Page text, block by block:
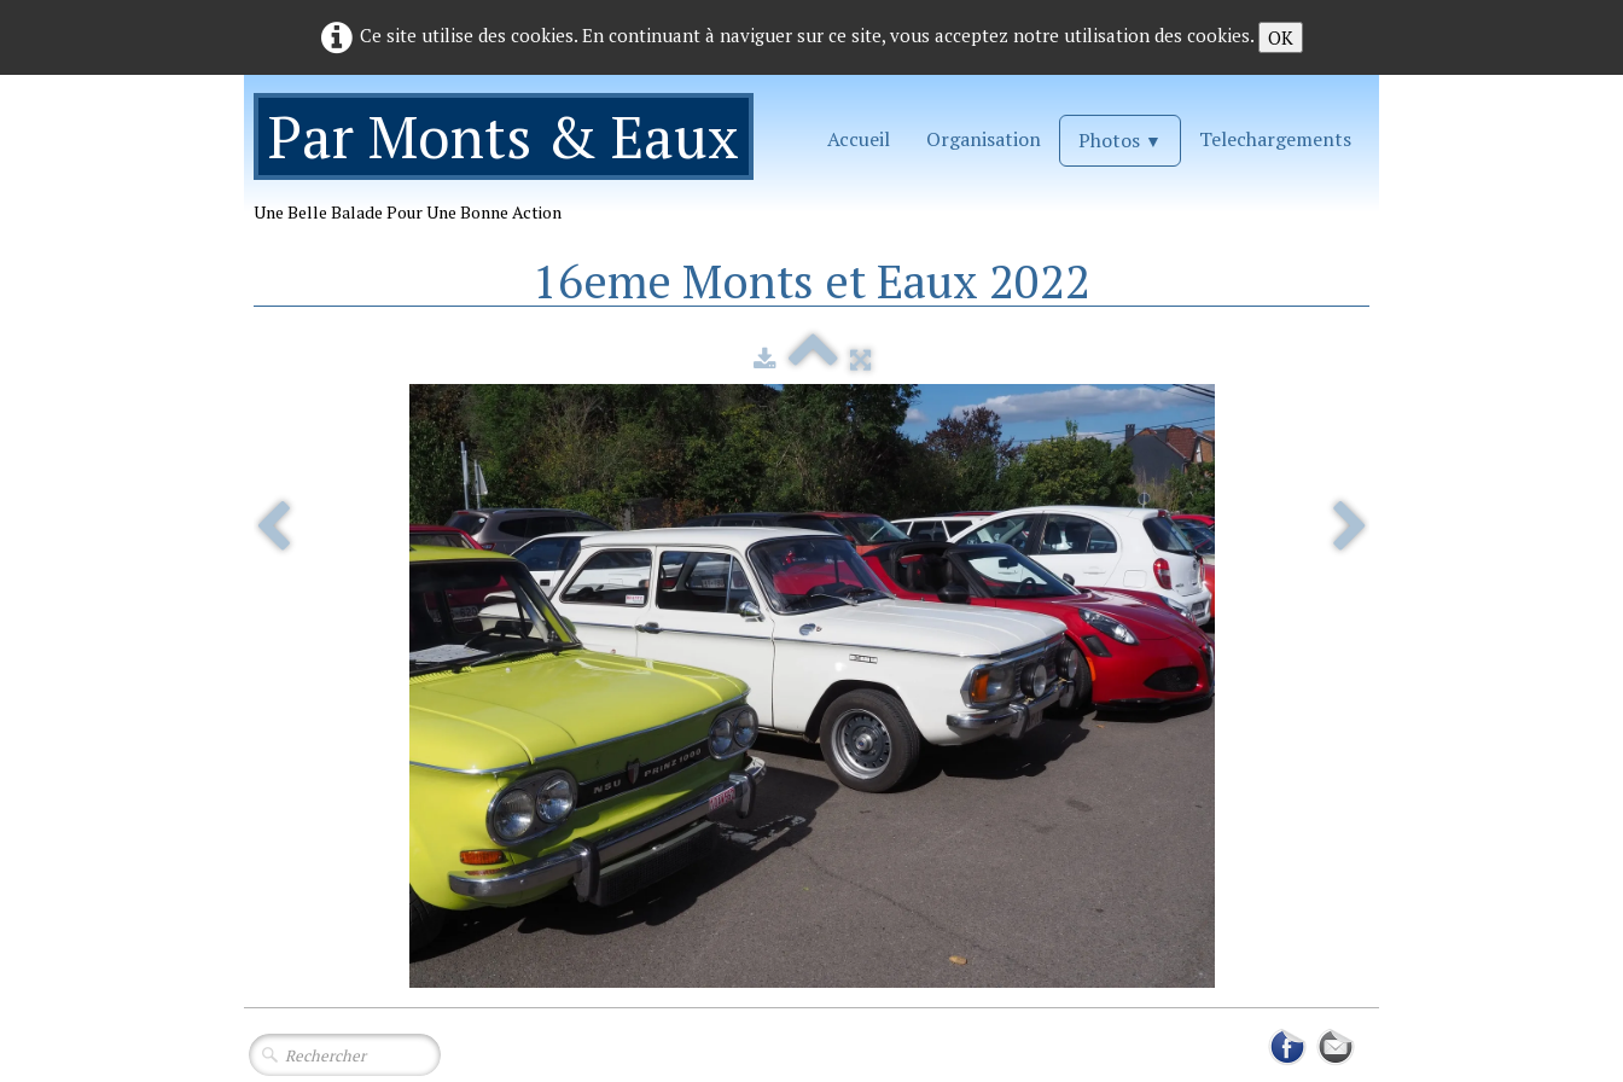
Ce site utilise des cookies. En continuant à naviguer sur ce site, vous acceptez notre utilisation des cookies. OK
Par Monts & Eaux
Une Belle Balade Pour Une Bonne Action
Accueil Organisation Photos ▼ Telechargements
16eme Monts et Eaux 2022